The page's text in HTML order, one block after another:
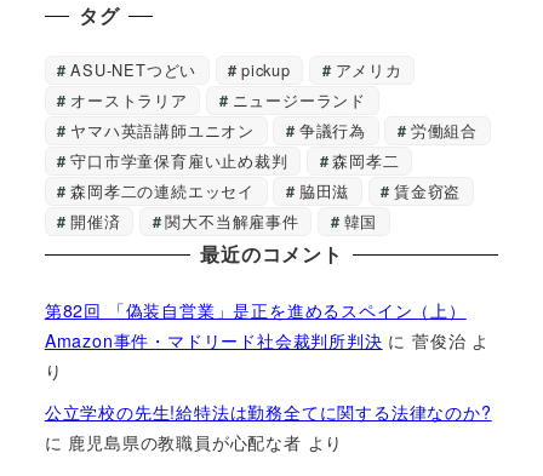
タグ
ASU-NETつどい pickup
アメリカ
オーストラリア
ニュージーランド
ヤマハ英語講師ユニオン
争議行為
労働組合
守口市学童保育雇い止め裁判
森岡孝二
森岡孝二の連続エッセイ
脇田滋
賃金窃盗
開催済
関大不当解雇事件 韓国
最近のコメント
第82回 「偽装自営業」是正を進めるスペイン（上）
Amazon事件・マドリード社会裁判所判決 に菅俊治 よ
り
公立学校の先生!給特法は勤務全てに関する法律なのか?
に 鹿児島県の教職員が心配な者 より